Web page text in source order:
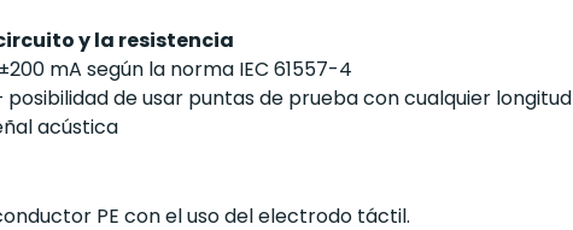
y la resistencia
mA según la norma IEC 61557-4
de usar puntas de prueba con cualquier longitud
acústica
PE con el uso del electrodo táctil.